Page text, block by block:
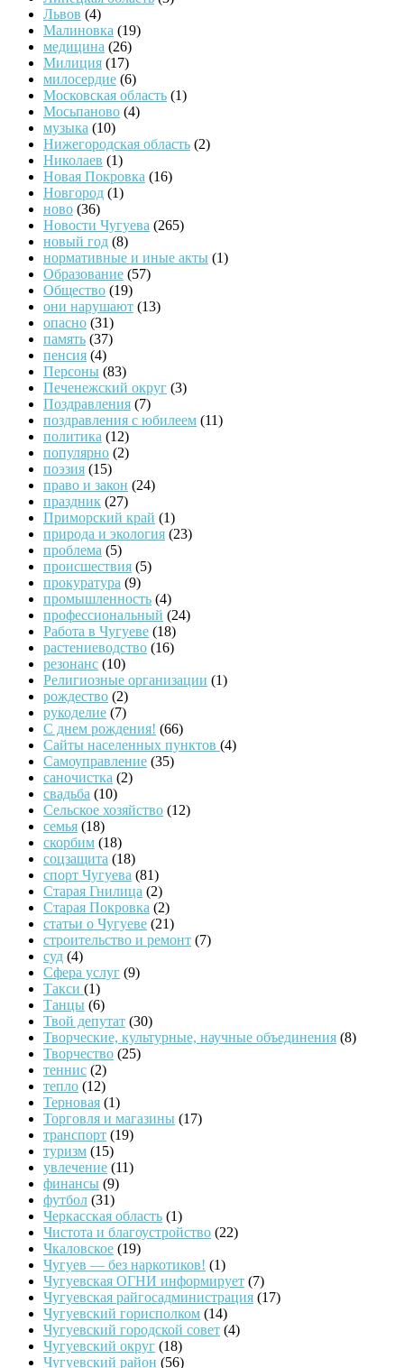
Львов (4)
Малиновка (19)
медицина (26)
Милиция (17)
милосердие (6)
Московская область (1)
Мосьпаново (4)
музыка (10)
Нижегородская область (2)
Николаев (1)
Новая Покровка (16)
Новгород (1)
ново (36)
Новости Чугуева (265)
новый год (8)
нормативные и иные акты (1)
Образование (57)
Общество (19)
они нарушают (13)
опасно (31)
память (37)
пенсия (4)
Персоны (83)
Печенежский округ (3)
Поздравления (7)
поздравления с юбилеем (11)
политика (12)
популярно (2)
поэзия (15)
право и закон (24)
праздник (27)
Приморский край (1)
природа и экология (23)
проблема (5)
происшествия (5)
прокуратура (9)
промышленность (4)
профессиональный (24)
Работа в Чугуеве (18)
растениеводство (16)
резонанс (10)
Религиозные организации (1)
рождество (2)
рукоделие (7)
С днем рождения! (66)
Сайты населенных пунктов (4)
Самоуправление (35)
саночистка (2)
свадьба (10)
Сельское хозяйство (12)
семья (18)
скорбим (18)
соцзащита (18)
спорт Чугуева (81)
Старая Гнилица (2)
Старая Покровка (2)
статьи о Чугуеве (21)
строительство и ремонт (7)
суд (4)
Сфера услуг (9)
Такси (1)
Танцы (6)
Твой депутат (30)
Творческие, культурные, научные объединения (8)
Творчество (25)
теннис (2)
тепло (12)
Терновая (1)
Торговля и магазины (17)
транспорт (19)
туризм (15)
увлечение (11)
финансы (9)
футбол (31)
Черкасская область (1)
Чистота и благоустройство (22)
Чкаловское (19)
Чугуев — без наркотиков! (1)
Чугуевская ОГНИ информирует (7)
Чугуевская райгосадминистрация (17)
Чугуевский горисполком (14)
Чугуевский городской совет (4)
Чугуевский округ (18)
Чугуевский район (56)